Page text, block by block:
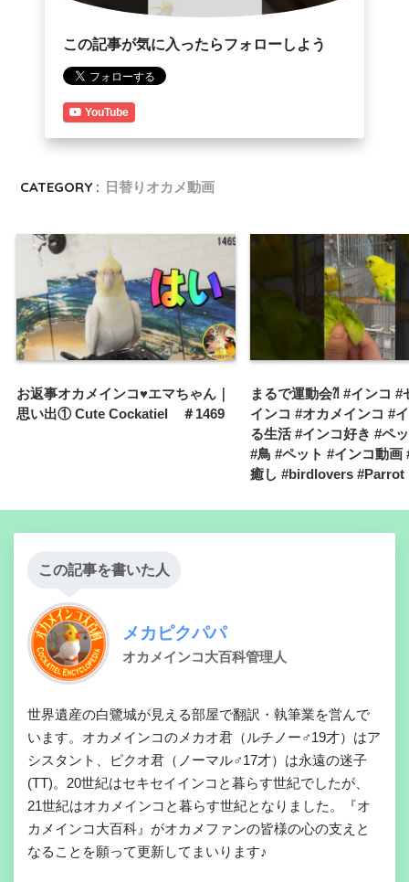
この記事が気に入ったらフォローしよう
YouTube
CATEGORY : 日替りオカメ動画
お返事オカメインコ♥エマちゃん｜
思い出① Cute Cockatiel ＃1469
まるで運動会⁈ #インコ #
インコ #オカメインコ #
る生活 #インコ好き #ペ
#鳥 #ペット #インコ動画
癒し #birdlovers #Parrot
この記事を書いた人
メカピクパパ
オカメインコ大百科管理人
世界遺産の白鷺城が見える部屋で翻訳・執筆業を営んで
います。オカメインコのメカオ君（ルチノー♂19才）はア
シスタント、ピクオ君（ノーマル♂17才）は永遠の迷子
(TT)。20世紀はセキセイインコと暮らす世紀でしたが、
21世紀はオカメインコと暮らす世紀となりました。『オ
カメインコ大百科』がオカメファンの皆様の心の支えと
なることを願って更新してまいります♪